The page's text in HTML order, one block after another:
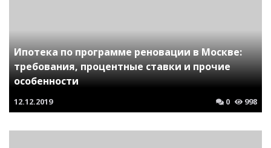
Ипотека по программе реновации в Москве:
требования, процентные ставки и прочие
особенности
12.12.2019 0 998